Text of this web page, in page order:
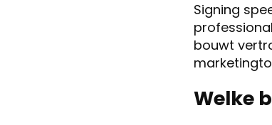
Signing
bouwt
Welke